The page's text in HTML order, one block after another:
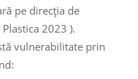
pe direcția de
2023 ).
vulnerabilitate prin